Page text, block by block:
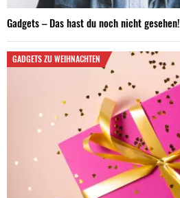
Gadgets – Das hast du noch nicht gesehen!
GADGETS ZU WEIHNACHTEN